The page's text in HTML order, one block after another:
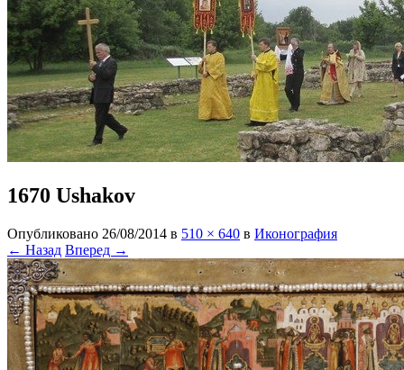
1670 Ushakov
Опубликовано 26/08/2014 в 510 × 640 в Иконография
← Назад Вперед →